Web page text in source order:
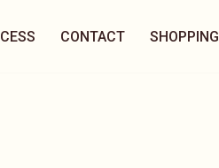
CONTACT SHOPPING